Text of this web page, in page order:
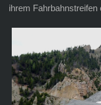
ihrem Fahrbahnstreifen